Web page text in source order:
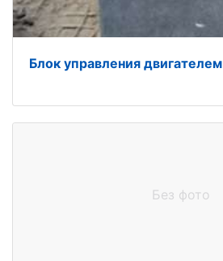
Блок управления двигателем
Без фото